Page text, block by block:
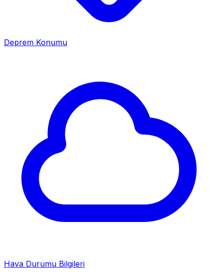
Deprem Konumu
Hava Durumu Bilgileri